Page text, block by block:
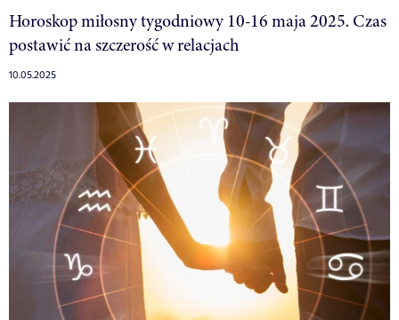
Horoskop miłosny tygodniowy 10-16 maja 2025. Czas
postawić na szczerość w relacjach
10.05.2025